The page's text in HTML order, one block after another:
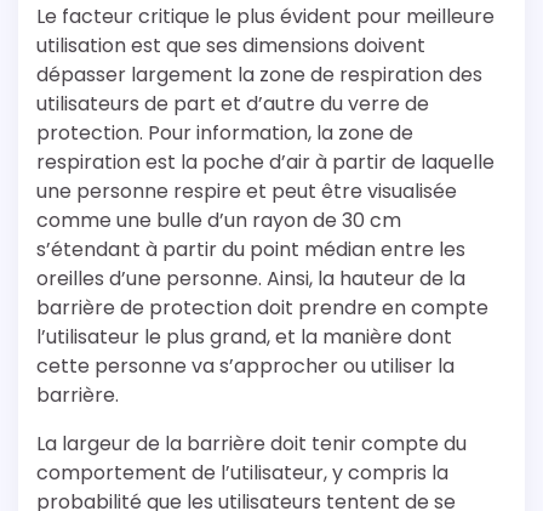
Le facteur critique le plus évident pour meilleure
utilisation est que ses dimensions doivent
dépasser largement la zone de respiration des
utilisateurs de part et d’autre du verre de
protection. Pour information, la zone de
respiration est la poche d’air à partir de laquelle
une personne respire et peut être visualisée
comme une bulle d’un rayon de 30 cm
s’étendant à partir du point médian entre les
oreilles d’une personne. Ainsi, la hauteur de la
barrière de protection doit prendre en compte
l’utilisateur le plus grand, et la manière dont
cette personne va s’approcher ou utiliser la
barrière.
La largeur de la barrière doit tenir compte du
comportement de l’utilisateur, y compris la
probabilité que les utilisateurs tentent de se